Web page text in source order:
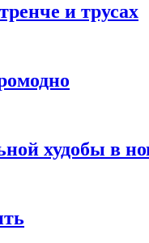
и трусах
худобы в